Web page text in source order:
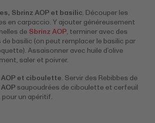
Sbrinz AOP et basilic. Découper les
en carpaccio. Y ajouter généreusement
de Sbrinz AOP, terminer avec des
de basilic (on peut remplacer le basilic par
Assaisonner avec huile d’olive
saler et poivrer.
et ciboulette. Servir des Rebibbes de
saupoudrées de ciboulette et cerfeuil
pour un apéritif.